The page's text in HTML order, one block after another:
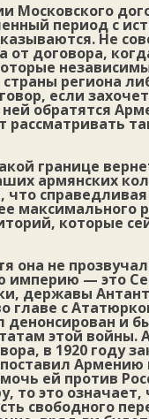
Московского
период с
Не
договора,
региона
если
обратятся
границе
армянских
максимального
которые
она не
империю — это
державы
главе с
денонсирован и
этой войны.
в 1920 году
Армению
ей против
то это
свободного